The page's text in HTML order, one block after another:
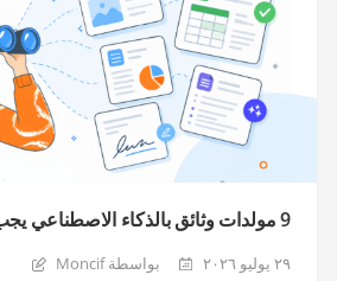
9 مولدات وثائق بالذكاء الاصطناعي يجب متابعتها في 2026
٢٩ يوليو ٢٠٢٦ بواسطة Moncif